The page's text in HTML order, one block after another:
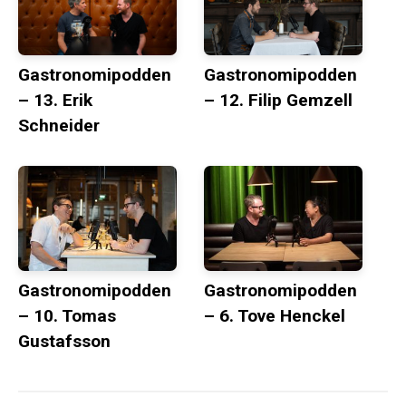
Gastronomipodden
– 13. Erik
Schneider
Gastronomipodden
– 12. Filip Gemzell
Gastronomipodden
– 10. Tomas
Gustafsson
Gastronomipodden
– 6. Tove Henckel